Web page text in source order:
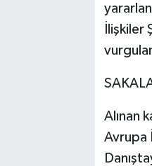
Alınan
Avrupa